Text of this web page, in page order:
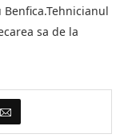
sa de la